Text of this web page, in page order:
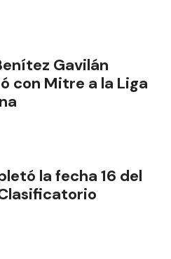
Gavilán
con Mitre a la Liga
la fecha 16 del